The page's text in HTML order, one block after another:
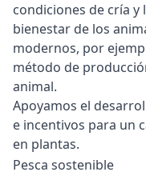
condiciones de cría y
bienestar de los
modernos, por
método de
animal.
Apoyamos el
e incentivos para un
en plantas.
Pesca sostenible